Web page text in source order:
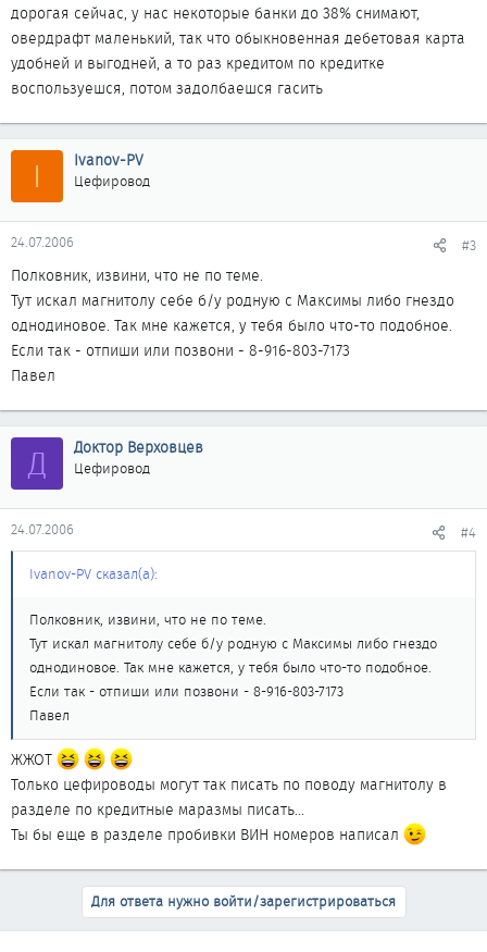
дорогая сейчас, у нас некоторые банки до 38% снимают,
овердрафт маленький, так что обыкновенная дебетовая карта
удобней и выгодней, а то раз кредитом по кредитке
воспользуешся, потом задолбаешся гасить
I Ivanov-PV
Цефировод
24.07.2006 #3
Полковник, извини, что не по теме.
Тут искал магнитолу себе б/у родную с Максимы либо гнездо
однодиновое. Так мне кажется, у тебя было что-то подобное.
Если так - отпиши или позвони - 8-916-803-7173
Павел
Д Доктор Верховцев
Цефировод
24.07.2006 #4
Ivanov-PV сказал(а):
Полковник, извини, что не по теме.
Тут искал магнитолу себе б/у родную с Максимы либо гнездо
однодиновое. Так мне кажется, у тебя было что-то подобное.
Если так - отпиши или позвони - 8-916-803-7173
Павел
ЖЖОТ
Только цефироводы могут так писать по поводу магнитолу в
разделе по кредитные маразмы писать...
Ты бы еще в разделе пробивки ВИН номеров написал
Для ответа нужно войти/зарегистрироваться